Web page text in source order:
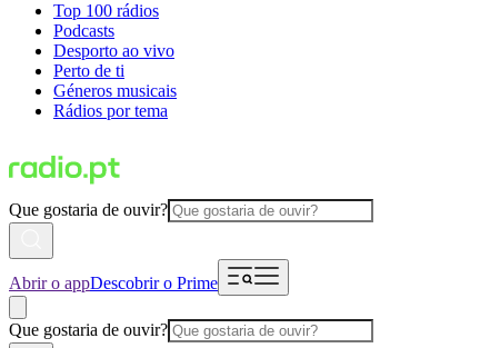
Top 100 rádios
Podcasts
Desporto ao vivo
Perto de ti
Géneros musicais
Rádios por tema
Que gostaria de ouvir?
Abrir o appDescobrir o Prime
Que gostaria de ouvir?